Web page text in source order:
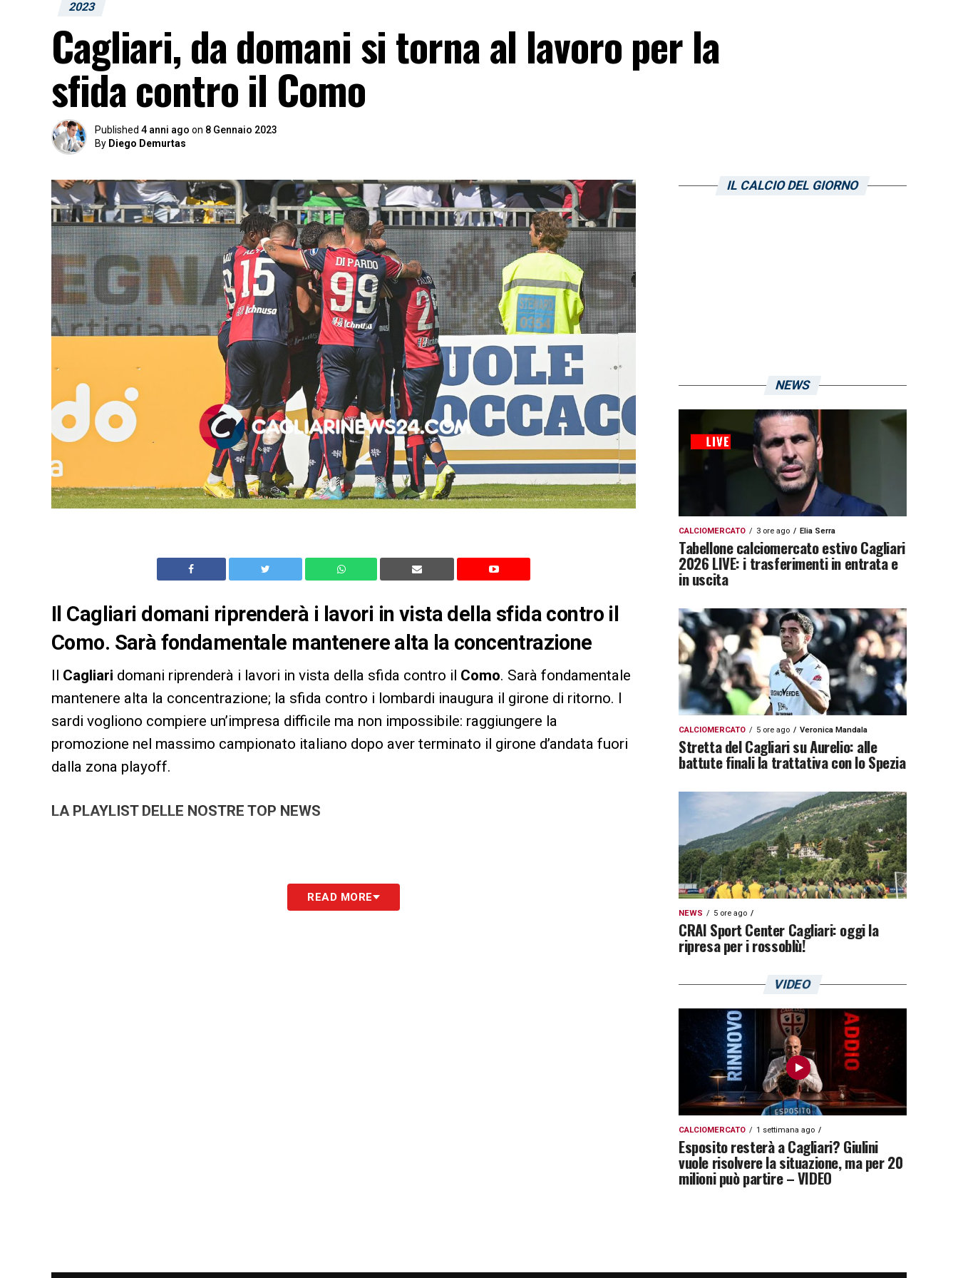
2023
Cagliari, da domani si torna al lavoro per la
sfida contro il Como
Published 4 anni ago on 8 Gennaio 2023
By Diego Demurtas
Il Cagliari domani riprenderà i lavori in vista della sfida contro il
Como. Sarà fondamentale mantenere alta la concentrazione
Il Cagliari domani riprenderà i lavori in vista della sfida contro il Como. Sarà fondamentale
mantenere alta la concentrazione; la sfida contro i lombardi inaugura il girone di ritorno. I
sardi vogliono compiere un’impresa difficile ma non impossibile: raggiungere la
promozione nel massimo campionato italiano dopo aver terminato il girone d’andata fuori
dalla zona playoff.
LA PLAYLIST DELLE NOSTRE TOP NEWS
READ MORE
IL CALCIO DEL GIORNO
NEWS
CALCIOMERCATO 3 ore ago Elia Serra
Tabellone calciomercato estivo Cagliari
2026 LIVE: i trasferimenti in entrata e
in uscita
CALCIOMERCATO 5 ore ago Veronica Mandala
Stretta del Cagliari su Aurelio: alle
battute finali la trattativa con lo Spezia
NEWS 5 ore ago
CRAI Sport Center Cagliari: oggi la
ripresa per i rossoblù!
VIDEO
CALCIOMERCATO 1 settimana ago
Esposito resterà a Cagliari? Giulini
vuole risolvere la situazione, ma per 20
milioni può partire – VIDEO